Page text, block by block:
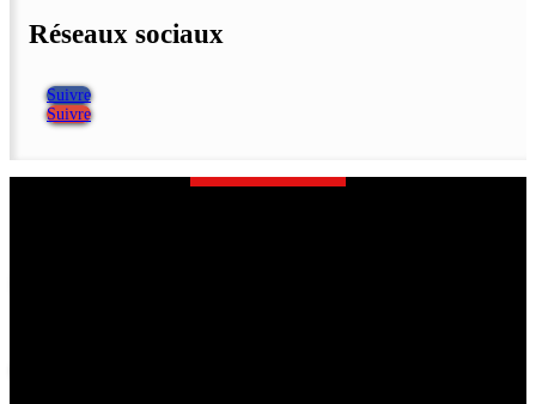
Réseaux sociaux
Suivre
Suivre